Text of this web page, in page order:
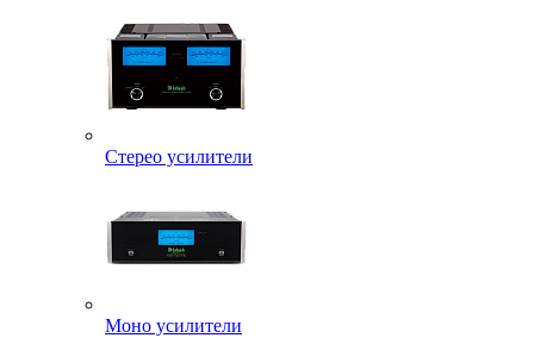
Стерео усилители
Моно усилители